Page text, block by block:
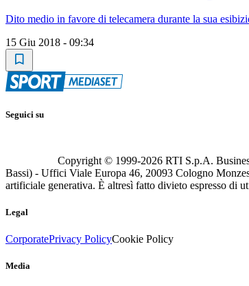
Dito medio in favore di telecamera durante la sua
15 Giu 2018 - 09:34
Seguici su
Copyright © 1999-2026 RTI S.p.A.
Bassi) - Uffici Viale Europa 46, 20093 Cologno
artificiale generativa. È altresì fatto divieto espresso di
Legal
CorporatePrivacy PolicyCookie Policy
Media